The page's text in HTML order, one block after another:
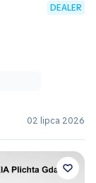
DEALER
02 lipca 2026